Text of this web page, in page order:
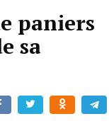
paniers
sa